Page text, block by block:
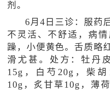
剂。
6月4日三诊：服药
不灵活、不舒适，病
躁，小便黄色。舌质略
滑尤甚。处方：牡丹
15g，白芍20g，柴
10g，炙甘草10g，薄